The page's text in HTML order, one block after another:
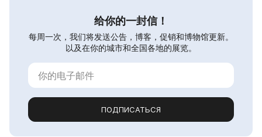
给你的一封信！
每周一次，我们将发送公告，博客，促销和博物馆更新。
以及在你的城市和全国各地的展览。
ПОДПИСАТЬСЯ